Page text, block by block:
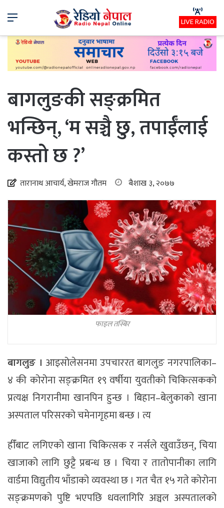
Menu LIVE RADIO
बागलुङकी सङ्क्रमित
भन्छिन्, ‘म सञ्चै छु, तपाईँलाई
कस्तो छ ?’
तारानाथ आचार्य, खेमराज गौतम बैशाख ३, २०७७
फाइल तस्बिर
बागलुङ । आइसोलेसनमा उपचाररत बागलुङ नगरपालिका–
४ की कोरोना सङ्क्रमित १९ वर्षीया युवतीको चिकित्सकको
प्रत्यक्ष निगरानीमा खानपिन हुन्छ । बिहान–बेलुकाको खाना
अस्पताल परिसरको चमेनागृहमा बन्छ । त्य
हीँबाट लगिएको खाना चिकित्सक र नर्सले खुवाउँछन्, चिया
खाजाको लागि छुट्टै प्रबन्ध छ । चिया र तातोपानीका लागि
वार्डमा विद्युतीय भाँडाको व्यवस्था छ । गत चैत १५ गते कोरोना
सङ्क्रमणको पुष्टि भएपछि धवलागिरि अञ्चल अस्पतालको